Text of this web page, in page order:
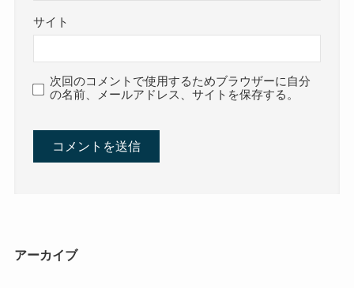
サイト
次回のコメントで使用するためブラウザーに自分
の名前、メールアドレス、サイトを保存する。
アーカイブ